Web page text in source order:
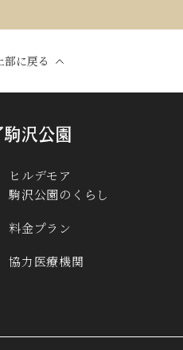
部に戻る
ヒルデモア
駒沢公園のくらし
料金プラン
協力医療機関